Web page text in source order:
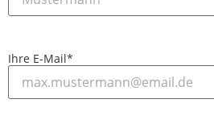
Ihre E-Mail*